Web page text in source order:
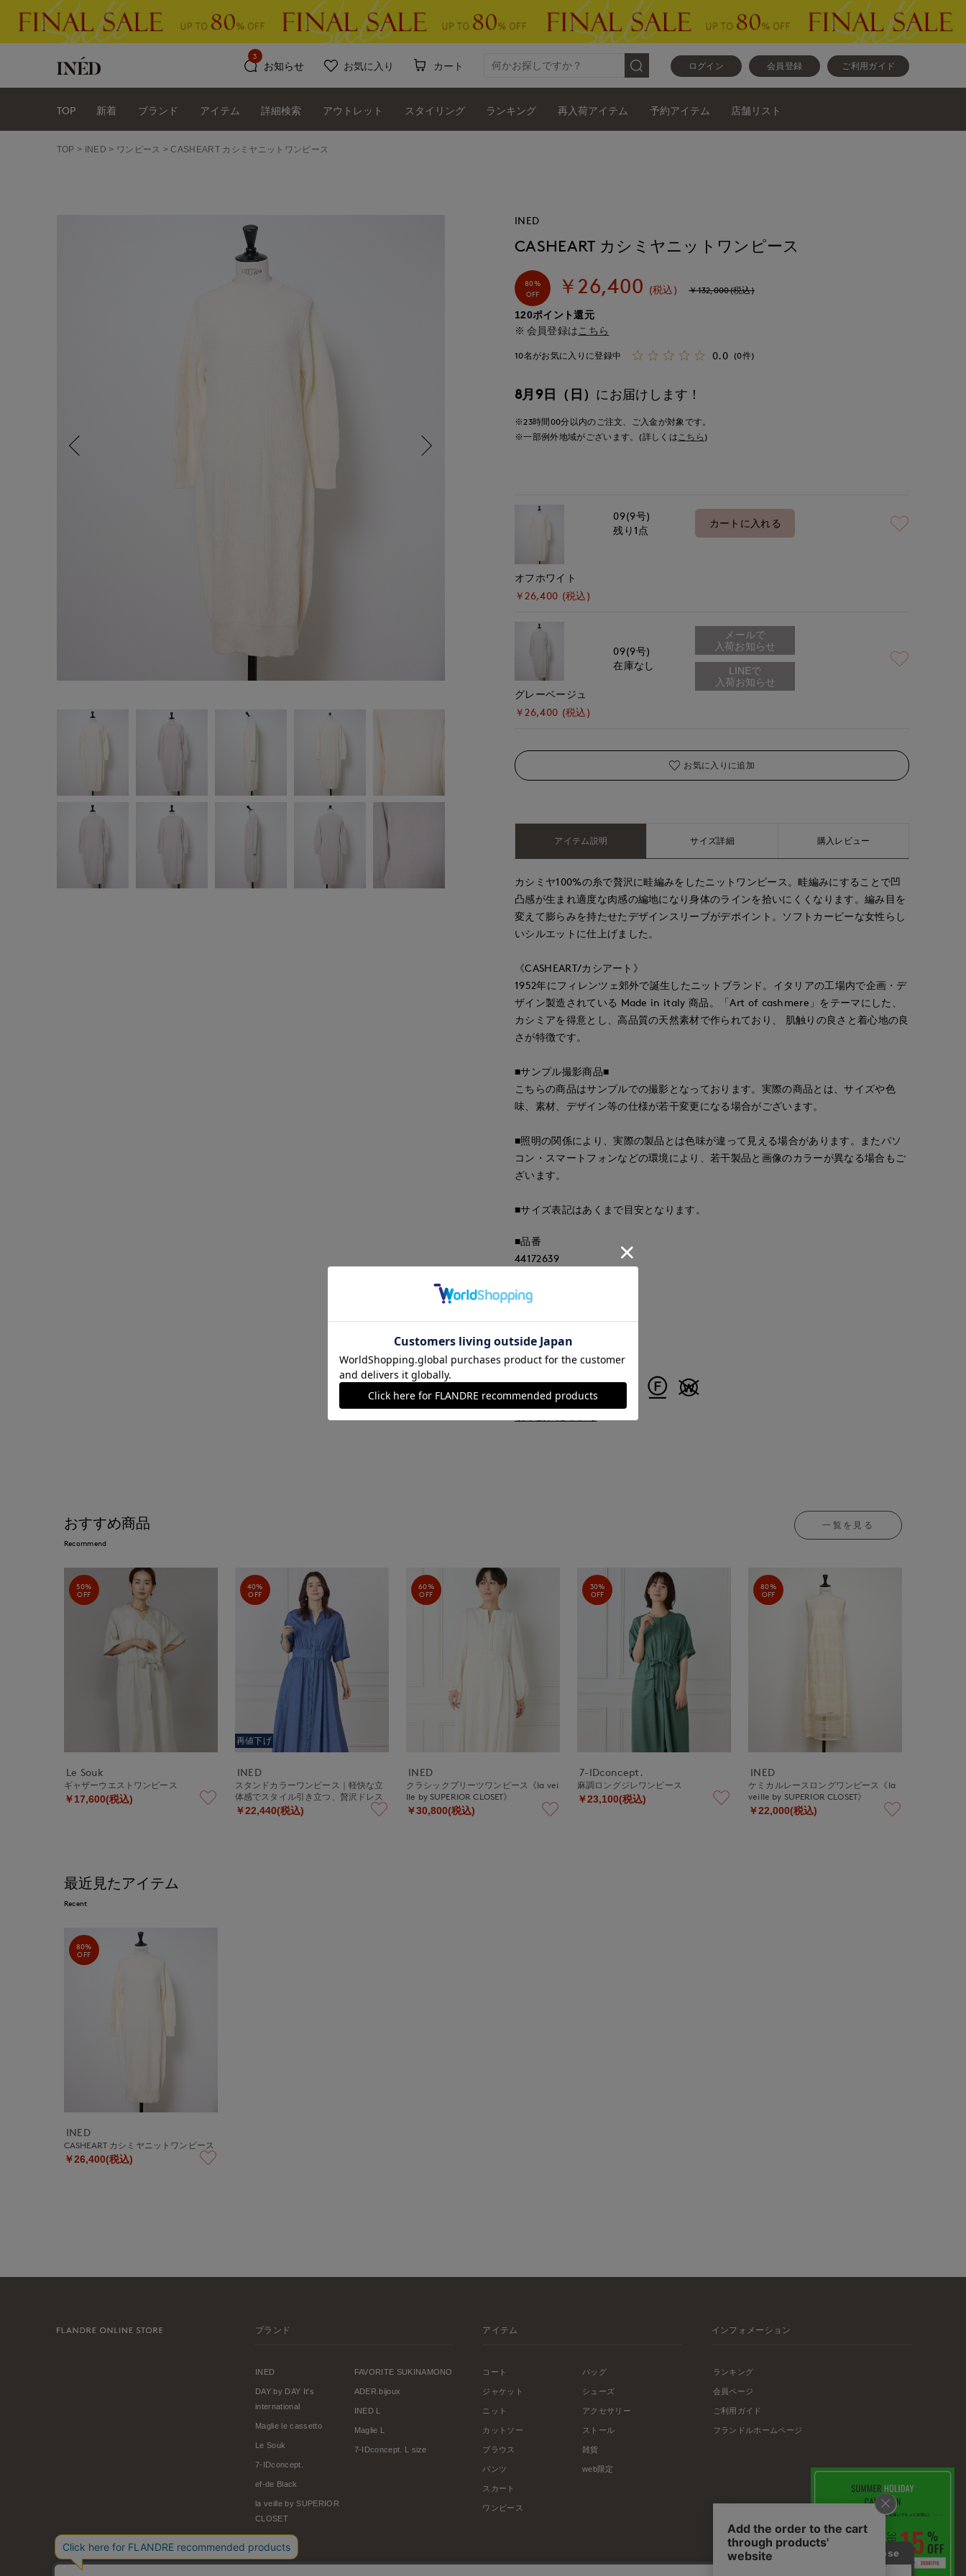
ログイン 会員登録 ご利用ガイド
お知らせ
3
お気に入り カート
TOP 新着 ブランド アイテム 詳細検索 アウトレット スタイリング ランキング 再入荷アイテム 予約アイテム 店舗リスト
TOP INED ワンピース CASHEART カシミヤニットワンピース
INED
CASHEART カシミヤニットワンピース
80%
OFF
￥26,400 (税込) ￥132,000(税込)
120ポイント還元
会員登録は こちら
10名がお気に入りに登録中 0.0 (0件)
8月9日（日） にお届けします！
※23時間00分以内のご注文、ご入金が対象です。
※一部例外地域がございます。(詳しくはこちら )
オフホワイト
￥26,400 (税込)
09(9号)
残り1点
カートに入れる
グレーベージュ
￥26,400 (税込)
09(9号)
在庫なし
メールで
入荷お知らせ
お気に入りに追加
アイテム説明 サイズ詳細 購入レビュー
カシミヤ100%の糸で贅沢に畦編みをしたニットワンピース。畦編みにすることで凹
凸感が生まれ適度な肉感の編地になり身体のラインを拾いにくくなります。編み目を
変えて膨らみを持たせたデザインスリーブがデポイント。ソフトカービーな女性らし
いシルエットに仕上げました。
《CASHEART/カシアート》
1952年にフィレンツェ郊外で誕生したニットブランド。イタリアの工場内で企画・デ
ザイン製造されている Made in italy 商品。「Art of cashmere」をテーマにした、
カシミアを得意とし、高品質の天然素材で作られており、 肌触りの良さと着心地の良
さが特徴です。
■サンプル撮影商品■
こちらの商品はサンプルでの撮影となっております。実際の商品とは、サイズや色
味、素材、デザイン等の仕様が若干変更になる場合がございます。
■照明の関係により、実際の製品とは色味が違って見える場合があります。またパソ
コン・スマートフォンなどの環境により、若干製品と画像のカラーが異なる場合もご
ざいます。
■サイズ表記はあくまで目安となります。
■品番
44172639
イタリア製
■クオリティ
カシミヤ100%
■取扱い方法
おすすめ商品
Recommend
一覧を見る
50%
OFF
Le Souk
ギャザーウエストワンピース
￥17,600(税込)
40%
OFF
再値下げ
INED
スタンドカラーワンピース｜軽快な立
体感でスタイル引き立つ、贅沢ドレス
￥22,440(税込)
60%
OFF
INED
クラシックプリーツワンピース《la vei
lle by SUPERIOR CLOSET》
￥30,800(税込)
30%
OFF
7-IDconcept.
麻調ロングジレワンピース
￥23,100(税込)
80%
OFF
INED
ケミカルレースロングワンピース《la
veille by SUPERIOR CLOSET》
￥22,000(税込)
最近見たアイテム
Recent
80%
OFF
INED
CASHEART カシミヤニットワンピース
￥26,400(税込)
ブランド
INED
DAY by DAY It's
international
Maglie le cassetto
Le Souk
7-IDconcept.
ef-de Black
la veille by SUPERIOR
CLOSET
FAVORITE SUKINAMONO
ADER.bijoux
INED L
Maglie L
7-IDconcept. L size
アイテム
コート
ジャケット
ニット
カットソー
ブラウス
パンツ
スカート
ワンピース
バッグ
シューズ
アクセサリー
ストール
雑貨
web限定
インフォメーション
ランキング
会員ページ
ご利用ガイド
フランドルホームページ